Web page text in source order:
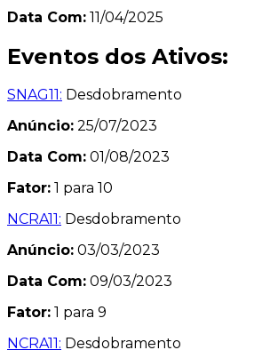
Data Com: 11/04/2025
Eventos dos Ativos:
SNAG11: Desdobramento
Anúncio: 25/07/2023
Data Com: 01/08/2023
Fator: 1 para 10
NCRA11: Desdobramento
Anúncio: 03/03/2023
Data Com: 09/03/2023
Fator: 1 para 9
NCRA11: Desdobramento